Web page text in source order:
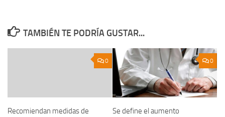
TAMBIÉN TE PODRÍA GUSTAR...
0
Recomiendan medidas de
0
Se define el aumento